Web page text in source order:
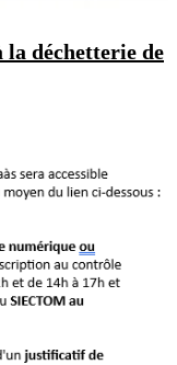
la déchetterie de